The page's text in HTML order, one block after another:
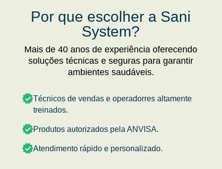
Por que escolher a Sani
System?
Mais de 40 anos de experiência oferecendo
soluções técnicas e seguras para garantir
ambientes saudáveis.
Técnicos de vendas e operadorres altamente
treinados.
Produtos autorizados pela ANVISA.
Atendimento rápido e personalizado.